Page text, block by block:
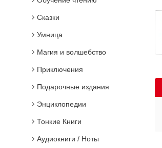
Сказки
Умница
Магия и волшебство
Приключения
Подарочные издания
Энциклопедии
Тонкие Книги
Аудиокниги / Ноты